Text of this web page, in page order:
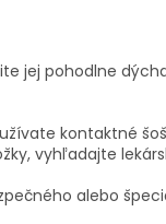
jej pohodlne
kontaktné
vyhľadajte
alebo